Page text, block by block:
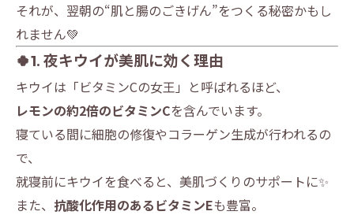
それが、翌朝の“肌と腸のごきげん”をつくる秘密かもし
れません💚
🍀1. 夜キウイが美肌に効く理由
キウイは「ビタミンCの女王」と呼ばれるほど、
レモンの約2倍のビタミンCを含んでいます。
寝ている間に細胞の修復やコラーゲン生成が行われるの
で、
就寝前にキウイを食べると、美肌づくりのサポートに✨
また、 抗酸化作用のあるビタミンEも豊富。